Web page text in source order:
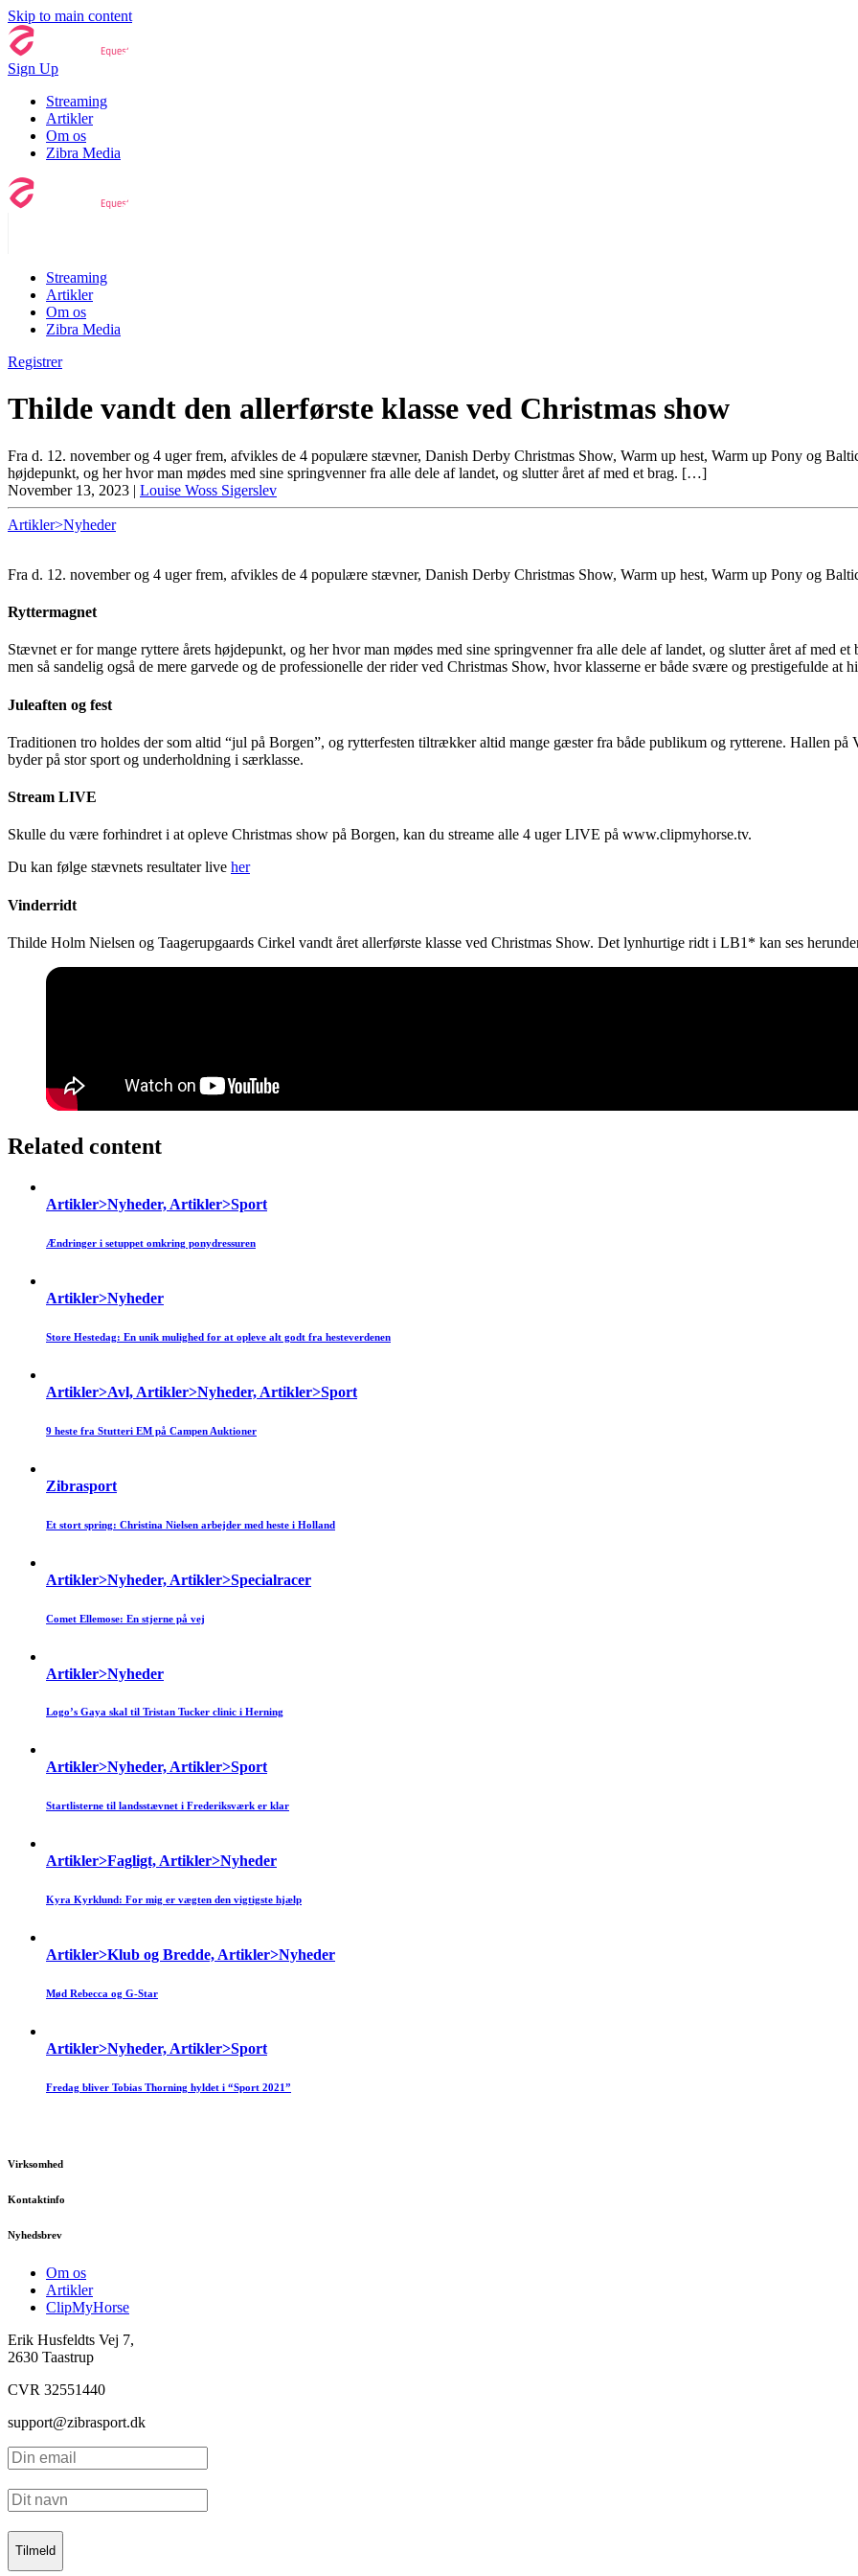
Skip to main content
Sign Up
Streaming
Artikler
Om os
Zibra Media
Streaming
Artikler
Om os
Zibra Media
Registrer
Thilde vandt den allerførste klasse ved Christmas show
Fra d. 12. november og 4 uger frem, afvikles de 4 populære stævner, Danish Derby Christmas Show, Warm up hest, Warm up Pony og
højdepunkt, og her hvor man mødes med sine springvenner fra alle dele af landet, og slutter året af med et brag. […]
November 13, 2023 | Louise Woss Sigerslev
Artikler>Nyheder
Fra d. 12. november og 4 uger frem, afvikles de 4 populære stævner, Danish Derby Christmas Show, Warm up hest, Warm up Pony og
Ryttermagnet
Stævnet er for mange ryttere årets højdepunkt, og her hvor man mødes med sine springvenner fra alle dele af landet, og slutter året af med
men så sandelig også de mere garvede og de professionelle der rider ved Christmas Show, hvor klasserne er både svære og prestigefulde at
Juleaften og fest
Traditionen tro holdes der som altid “jul på Borgen”, og rytterfesten tiltrækker altid mange gæster fra både publikum og rytterene. Hallen
byder på stor sport og underholdning i særklasse.
Stream LIVE
Skulle du være forhindret i at opleve Christmas show på Borgen, kan du streame alle 4 uger LIVE på www.clipmyhorse.tv.
Du kan følge stævnets resultater live her
Vinderridt
Thilde Holm Nielsen og Taagerupgaards Cirkel vandt året allerførste klasse ved Christmas Show. Det lynhurtige ridt i LB1* kan ses
Related content
Artikler>Nyheder, Artikler>Sport
Ændringer i setuppet omkring ponydressuren
Artikler>Nyheder
Store Hestedag: En unik mulighed for at opleve alt godt fra hesteverdenen
Artikler>Avl, Artikler>Nyheder, Artikler>Sport
9 heste fra Stutteri EM på Campen Auktioner
Zibrasport
Et stort spring: Christina Nielsen arbejder med heste i Holland
Artikler>Nyheder, Artikler>Specialracer
Comet Ellemose: En stjerne på vej
Artikler>Nyheder
Logo’s Gaya skal til Tristan Tucker clinic i Herning
Artikler>Nyheder, Artikler>Sport
Startlisterne til landsstævnet i Frederiksværk er klar
Artikler>Fagligt, Artikler>Nyheder
Kyra Kyrklund: For mig er vægten den vigtigste hjælp
Artikler>Klub og Bredde, Artikler>Nyheder
Mød Rebecca og G-Star
Artikler>Nyheder, Artikler>Sport
Fredag bliver Tobias Thorning hyldet i “Sport 2021”
Virksomhed
Kontaktinfo
Nyhedsbrev
Om os
Artikler
ClipMyHorse
Erik Husfeldts Vej 7,
2630 Taastrup
CVR 32551440
support@zibrasport.dk
Tilmeld